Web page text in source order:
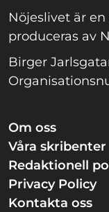
Nöjeslivet är
produceras av
Birger
Om oss
Våra skribenter
Redaktionell
Privacy Policy
Kontakta oss